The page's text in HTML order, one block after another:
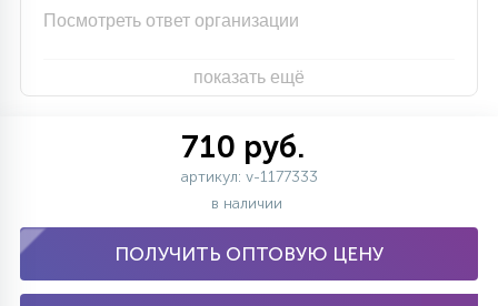
Посмотреть ответ организации
показать ещё
710 руб.
артикул: v-1177333
в наличии
ПОЛУЧИТЬ ОПТОВУЮ ЦЕНУ